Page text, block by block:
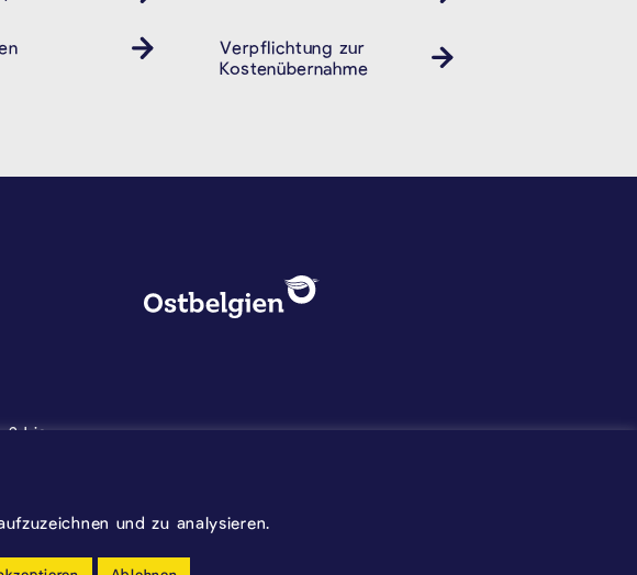
Verpflichtung zur
Kostenübernahme
9 bis
DATENSCHUTZ, IMPRESSUM
Wappen - Kelmis| La Calamine
©2026 Gemeinde Kelmis
und zu analysieren.